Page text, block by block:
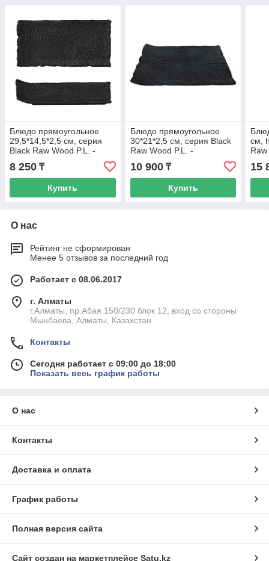
Блюдо прямоугольное
29,5*14,5*2,5 см, серия
Black Raw Wood P.L. -
ProffCuisine
8 250 ₸
Купить
Блюдо прямоугольное
30*21*2,5 см, серия Black
Raw Wood P.L. -
ProffCuisine
10 900₸
Купить
см,
15
О нас
Рейтинг не сформирован
Менее 5 отзывов за последний год
Работает с 08.06.2017
г. Алматы
г.Алматы, пр.Абая 150/230 блок 12, вход со стороны
Мынбаева, Алматы, Казахстан
Контакты
Сегодня работает с 09:00 до 18:00
Показать весь график работы
О нас
Контакты
Доставка и оплата
График работы
Полная версия сайта
Сайт создан на маркетплейсе Satu.kz